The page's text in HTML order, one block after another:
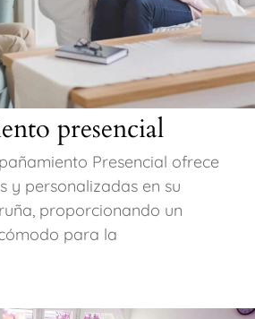
presencial
Presencial ofrece
y personalizadas en su
proporcionando un
para la